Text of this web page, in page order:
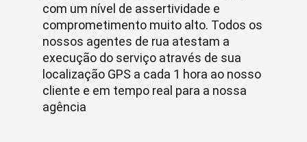
com um nível de assertividade e
comprometimento muito alto. Todos os
nossos agentes de rua atestam a
execução do serviço através de sua
localização GPS a cada 1 hora ao nosso
cliente e em tempo real para a nossa
agência